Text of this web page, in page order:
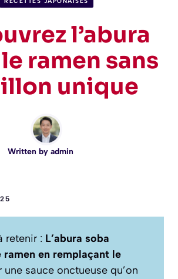
l’abura
ramen sans
unique
Written by admin
retenir : L’abura soba
ramen en remplaçant le
une sauce onctueuse qu’on